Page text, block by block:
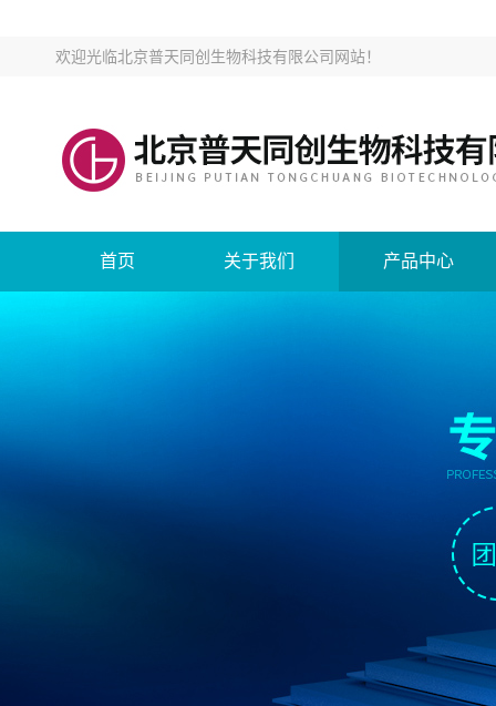
欢迎光临北京普天同创生物科技有限公司网站！
首页 关于我们 产品中心